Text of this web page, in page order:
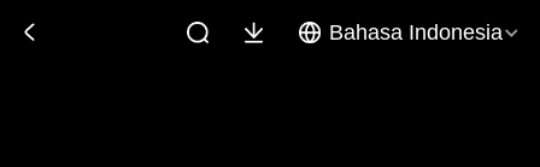
Bahasa Indonesia